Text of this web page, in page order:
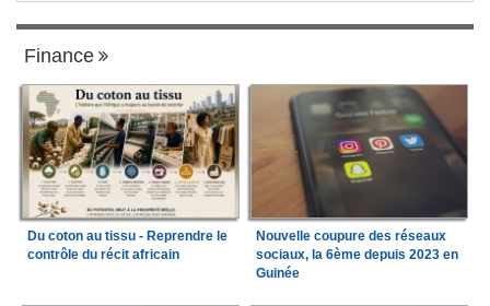
Finance
Du coton au tissu - Reprendre le
contrôle du récit africain
Nouvelle coupure des réseaux
sociaux, la 6ème depuis 2023 en
Guinée